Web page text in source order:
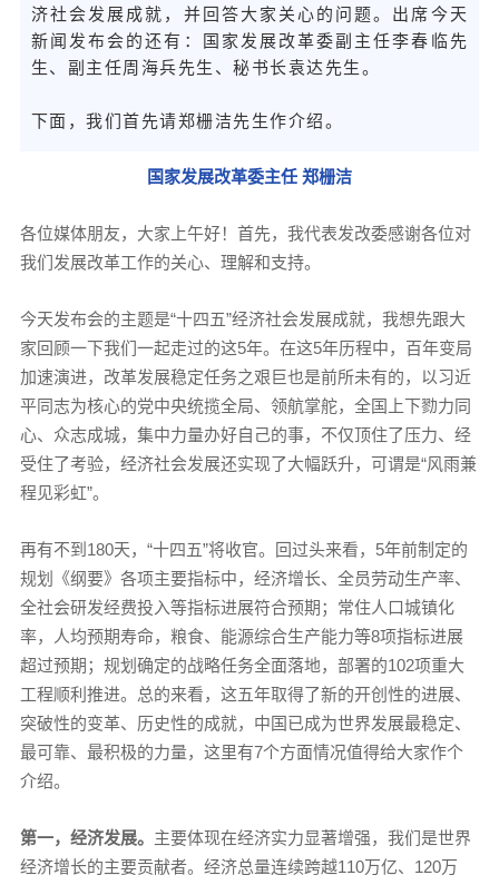
济社会发展成就，并回答大家关心的问题。出席今天
新闻发布会的还有：国家发展改革委副主任李春临先
生、副主任周海兵先生、秘书长袁达先生。
下面，我们首先请郑栅洁先生作介绍。
国家发展改革委主任 郑栅洁
各位媒体朋友，大家上午好！首先，我代表发改委感谢各位对
我们发展改革工作的关心、理解和支持。
今天发布会的主题是“十四五”经济社会发展成就，我想先跟大
家回顾一下我们一起走过的这5年。在这5年历程中，百年变局
加速演进，改革发展稳定任务之艰巨也是前所未有的，以习近
平同志为核心的党中央统揽全局、领航掌舵，全国上下勠力同
心、众志成城，集中力量办好自己的事，不仅顶住了压力、经
受住了考验，经济社会发展还实现了大幅跃升，可谓是“风雨兼
程见彩虹”。
再有不到180天，“十四五”将收官。回过头来看，5年前制定的
规划《纲要》各项主要指标中，经济增长、全员劳动生产率、
全社会研发经费投入等指标进展符合预期；常住人口城镇化
率，人均预期寿命，粮食、能源综合生产能力等8项指标进展
超过预期；规划确定的战略任务全面落地，部署的102项重大
工程顺利推进。总的来看，这五年取得了新的开创性的进展、
突破性的变革、历史性的成就，中国已成为世界发展最稳定、
最可靠、最积极的力量，这里有7个方面情况值得给大家作个
介绍。
第一，经济发展。 主要体现在经济实力显著增强，我们是世界
经济增长的主要贡献者。经济总量连续跨越110万亿、120万